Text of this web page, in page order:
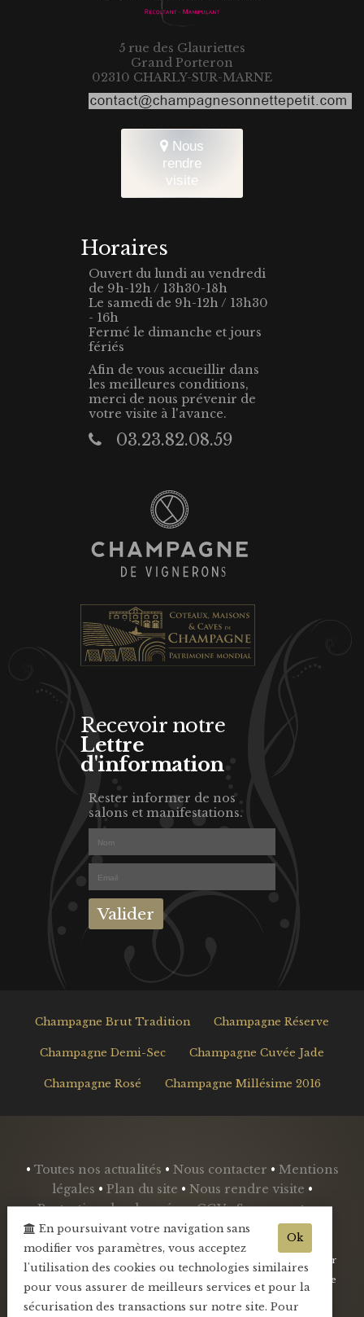
5 rue des Glauriettes
Grand Porteron
02310 CHARLY-SUR-MARNE
Nous
rendre
visite
Horaires
Ouvert du lundi au vendredi
de 9h-12h / 13h30-18h
Le samedi de 9h-12h / 13h30
- 16h
Fermé le dimanche et jours
fériés
Afin de vous accueillir dans
les meilleures conditions,
merci de nous prévenir de
votre visite à l'avance.
03.23.82.08.59
Recevoir notre
Lettre
d'information
Rester informer de nos
salons et manifestations.
Champagne Brut Tradition Champagne Réserve
Champagne Demi-Sec Champagne Cuvée Jade
Champagne Rosé Champagne Millésime 2016
• Toutes nos actualités • Nous contacter • Mentions
légales • Plan du site • Nous rendre visite •
Protection des données•CGV•Se connecter•
Mini-blog•
- L'abus d'alcool est dangereux pour la santé, sachez consommer
avec modération - La vente d'alcool est interdite aux mineurs de
-18ans -
Ok
En poursuivant votre navigation sans
modifier vos paramètres, vous acceptez
l'utilisation des cookies ou technologies similaires
pour vous assurer de meilleurs services et pour la
sécurisation des transactions sur notre site. Pour